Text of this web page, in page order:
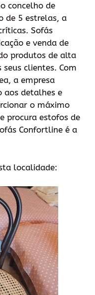
concelho de
de 5 estrelas, a
Sofás
e venda de
produtos de alta
clientes. Com
a empresa
aos detalhes e
o máximo
procura estofos de
Confortline é a
localidade: